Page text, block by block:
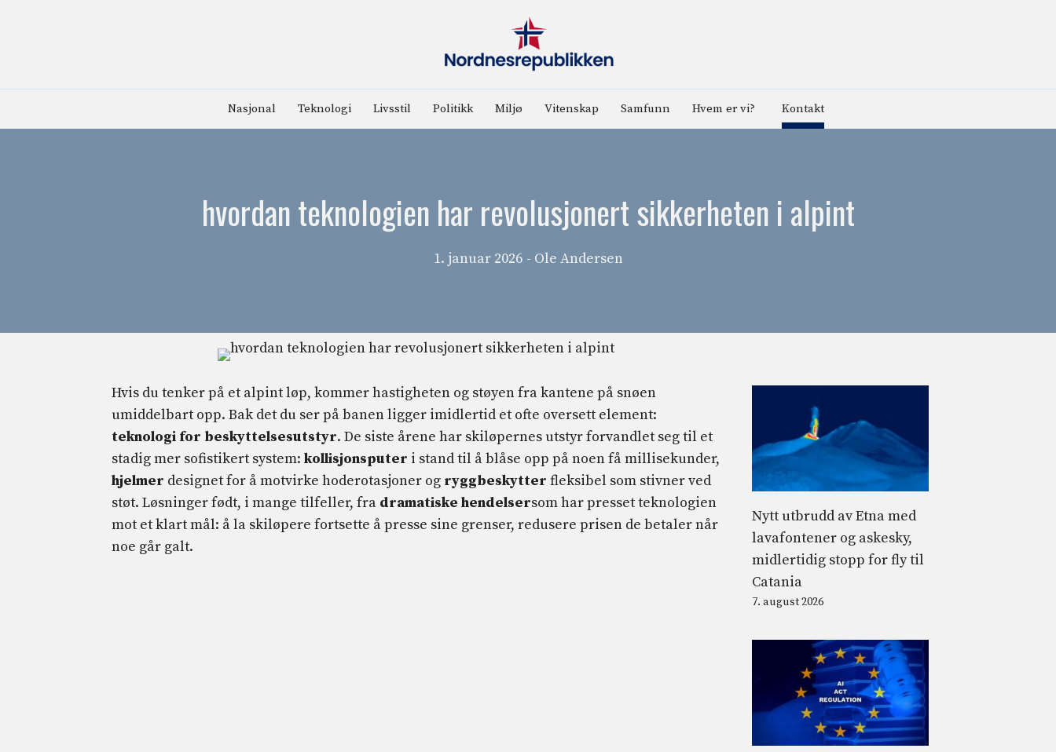
Nasjonal Teknologi Livsstil Politikk Miljø Vitenskap Samfunn Hvem er vi? Kontakt
hvordan teknologien har revolusjonert sikkerheten i alpint
1. januar 2026 - Ole Andersen
Hvis du tenker på et alpint løp, kommer hastigheten og støyen fra kantene på snøen
umiddelbart opp. Bak det du ser på banen ligger imidlertid et ofte oversett element:
teknologi for beskyttelsesutstyr. De siste årene har skiløpernes utstyr forvandlet seg til et
stadig mer sofistikert system: kollisjonsputer i stand til å blåse opp på noen få millisekunder,
hjelmer designet for å motvirke hoderotasjoner og ryggbeskytter fleksibel som stivner ved
støt. Løsninger født, i mange tilfeller, fra dramatiske hendelsersom har presset teknologien
mot et klart mål: å la skiløpere fortsette å presse sine grenser, redusere prisen de betaler når
noe går galt.
Nytt utbrudd av Etna med
lavafontener og askesky,
midlertidig stopp for fly til
Catania
7. august 2026